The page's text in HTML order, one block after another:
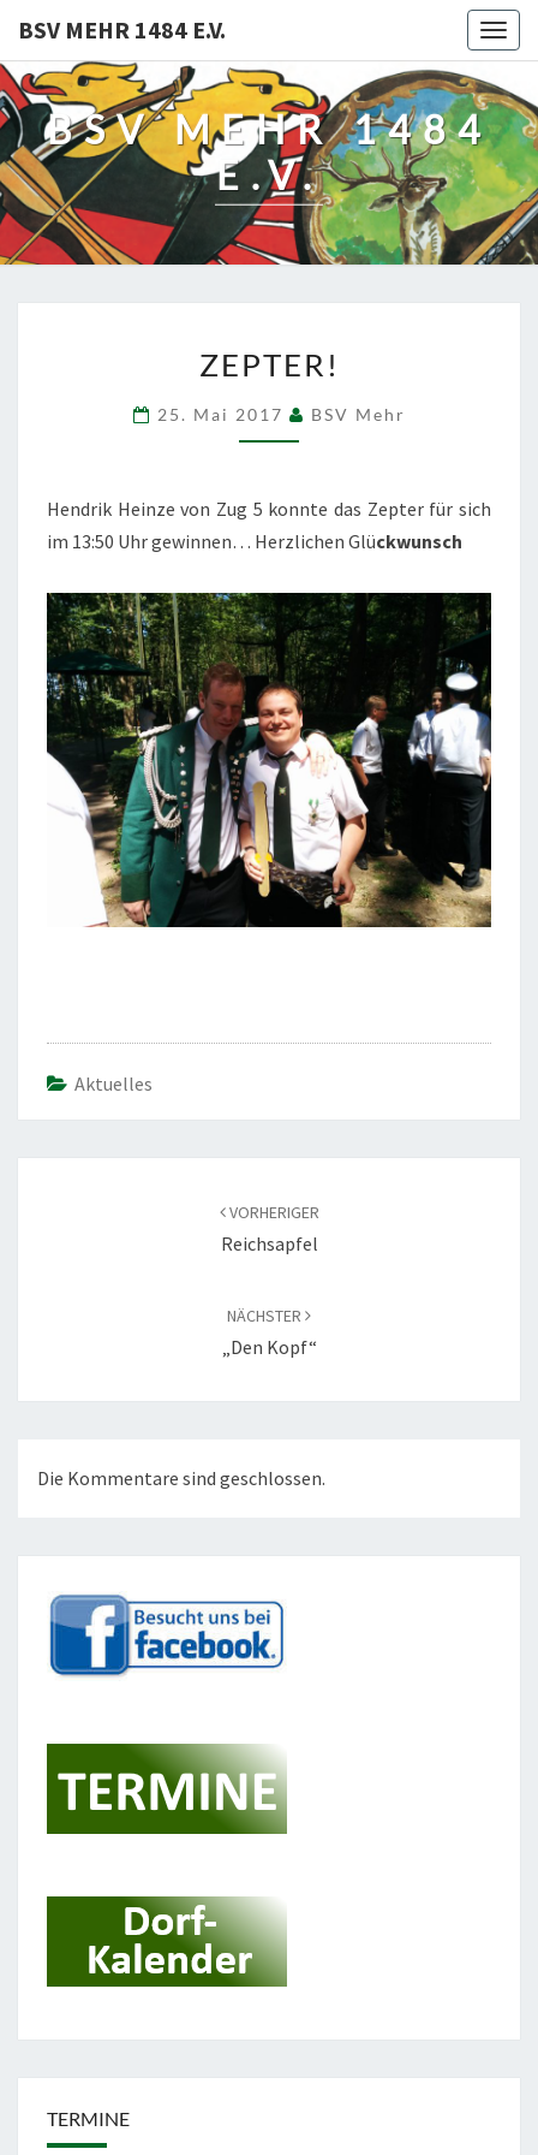
BSV MEHR 1484 E.V.
BSV MEHR 1484
E.V.
ZEPTER!
25. Mai 2017 BSV Mehr
Hendrik Heinze von Zug 5 konnte das Zepter für sich
im 13:50 Uhr gewinnen… Herzlichen Glückwunsch
Aktuelles
VORHERIGER
Reichsapfel
NÄCHSTER
„den Kopf“
Die Kommentare sind geschlossen.
TERMINE